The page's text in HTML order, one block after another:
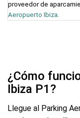
proveedor de
Aeropuerto Ibiza.
¿Cómo
Ibiza P1?
Llegue al Parking